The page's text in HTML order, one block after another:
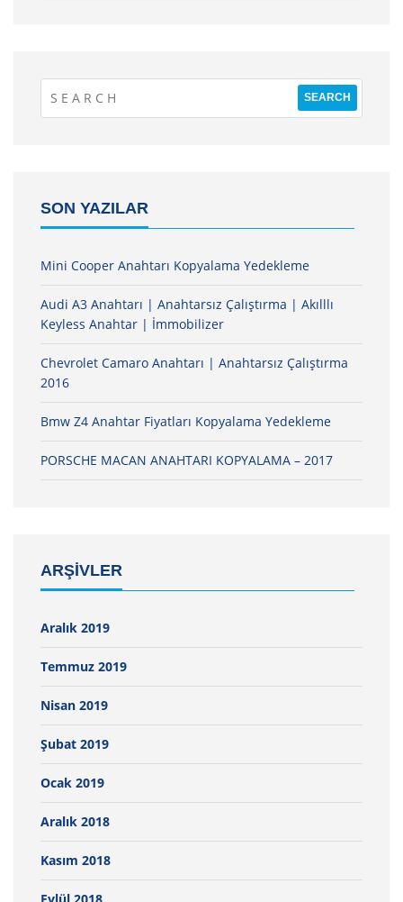
SON YAZILAR
Mini Cooper Anahtarı Kopyalama Yedekleme
Audi A3 Anahtarı | Anahtarsız Çalıştırma | Akılllı
Keyless Anahtar | İmmobilizer
Chevrolet Camaro Anahtarı | Anahtarsız Çalıştırma
2016
Bmw Z4 Anahtar Fiyatları Kopyalama Yedekleme
PORSCHE MACAN ANAHTARI KOPYALAMA – 2017
ARŞIVLER
Aralık 2019
Temmuz 2019
Nisan 2019
Şubat 2019
Ocak 2019
Aralık 2018
Kasım 2018